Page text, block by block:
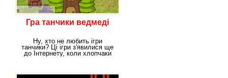
Гра танчики ведмеді
Ну, хто не любить ігри
танчики? Ці ігри з'явилися ще
до Інтернету, коли хлопчаки